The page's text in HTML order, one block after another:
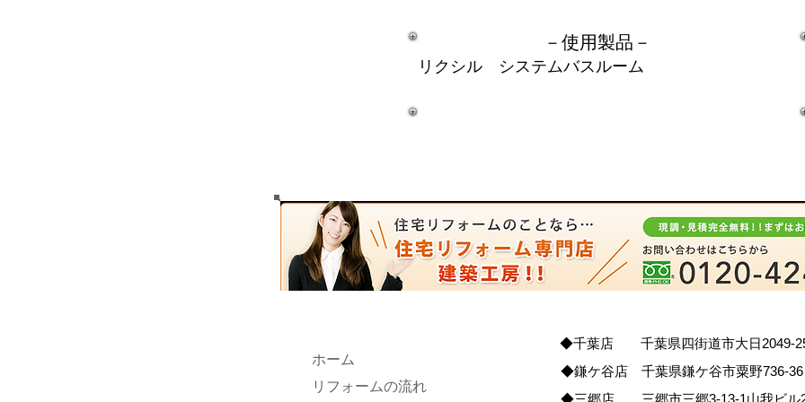
－​使用製品－
リクシル システムバスルーム
ホーム
リフォームの流れ
◆千葉店 千葉県四街道市大日2049-
◆鎌ケ谷店 千葉県鎌ケ谷市粟野736-36
◆三郷店 三郷市三郷3-13-1山我ビル